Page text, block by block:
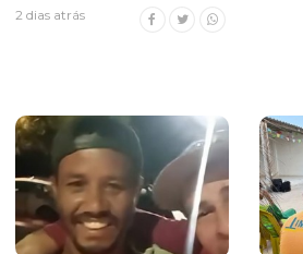
2 dias atrás